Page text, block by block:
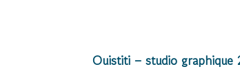
Ouistiti – studio graphique